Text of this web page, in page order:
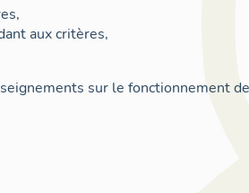
aux critères,
sur le fonctionnement